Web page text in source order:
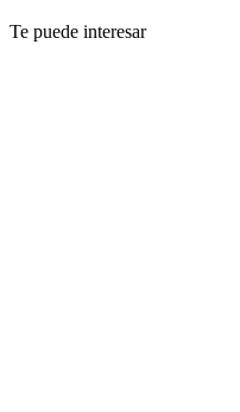
Te puede interesar